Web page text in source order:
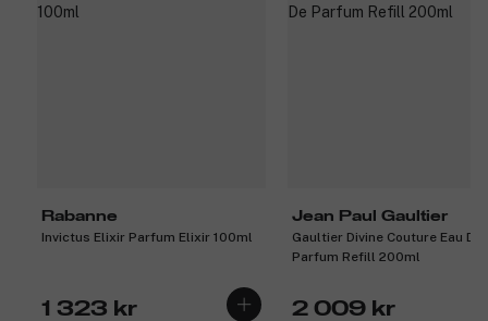
Rabanne
Invictus Elixir Parfum Elixir 100ml
1 323 kr
Jean Paul Gaultier
Gaultier Divine Couture Eau De
Parfum Refill 200ml
2 009 kr